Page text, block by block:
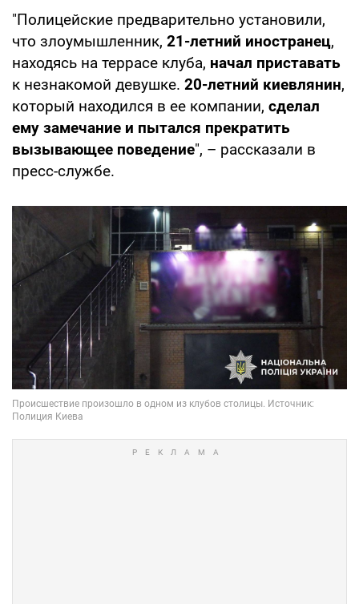
"Полицейские предварительно установили,
что злоумышленник, 21-летний иностранец,
находясь на террасе клуба, начал приставать
к незнакомой девушке. 20-летний киевлянин,
который находился в ее компании, сделал
ему замечание и пытался прекратить
вызывающее поведение", – рассказали в
пресс-службе.